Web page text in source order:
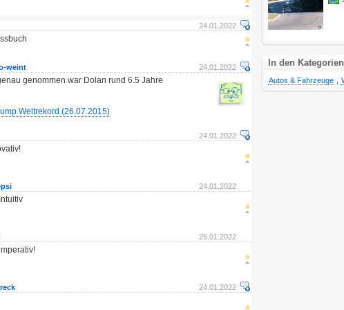
24.01.2022
24.01.2022
weint
genommen war Dolan rund 6.5 Jahre
Weltrekord (26.07.2015)
24.01.2022
24.01.2022
25.01.2022
24.01.2022
In den Kategorien
Autos & Fahrzeuge